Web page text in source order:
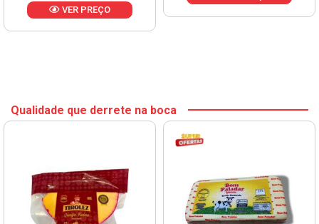
VER PREÇO
Qualidade que derrete na boca